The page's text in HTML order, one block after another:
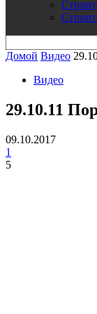
Домой Видео
Видео
29.10.11
09.10.2017
1
5